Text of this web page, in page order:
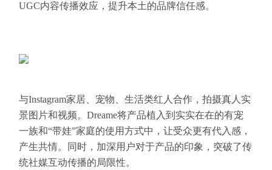
UGC内容传播效应，提升本土的品牌信任感。
与Instagram家居、宠物、生活类红人合作，拍摄真人实
景图片和视频。Dreame将产品植入到实实在在的有宠
一族和“带娃”家庭的使用方式中，让受众更有代入感，
产生共情。同时，加深用户对于产品的印象，突破了传
统社媒互动传播的局限性。